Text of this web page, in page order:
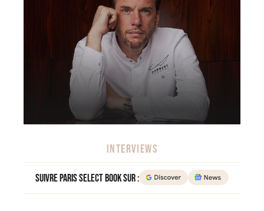
INTERVIEWS
Suivre Paris Select Book sur :